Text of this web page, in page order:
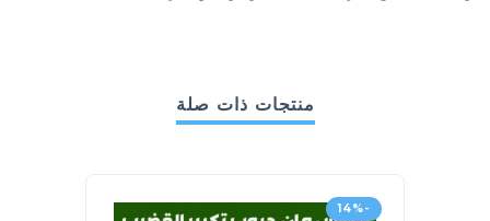
منتجات ذات صلة
-14%